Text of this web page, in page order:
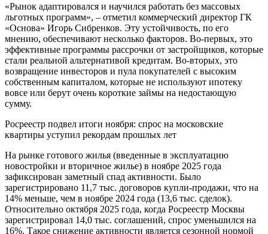
«Рынок адаптировался и научился работать без массовых
льготных программ», – отметил коммерческий директор ГК
«Основа» Игорь Сибренков. Эту устойчивость, по его
мнению, обеспечивают несколько факторов. Во-первых, это
эффективные программы рассрочки от застройщиков, которые
стали реальной альтернативой кредитам. Во-вторых, это
возвращение инвесторов и пула покупателей с высоким
собственным капиталом, которые не используют ипотеку
вовсе или берут очень короткие займы на недостающую
сумму.
Росреестр подвел итоги ноября: спрос на московские
квартиры уступил рекордам прошлых лет
На рынке готового жилья (введенные в эксплуатацию
новостройки и вторичное жилье) в ноябре 2025 года
зафиксирован заметный спад активности. Было
зарегистрировано 11,7 тыс. договоров купли-продажи, что на
14% меньше, чем в ноябре 2024 года (13,6 тыс. сделок).
Относительно октября 2025 года, когда Росреестр Москвы
зарегистрировал 14,0 тыс. соглашений, спрос уменьшился на
16%. Такое снижение активности является сезонной нормой